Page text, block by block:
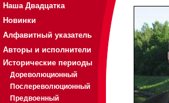
Наша Двадцатка
Новинки
Алфавитный указатель
Авторы и исполнители
Исторические периоды
Дореволюционный
Послереволюционный
Предвоенный